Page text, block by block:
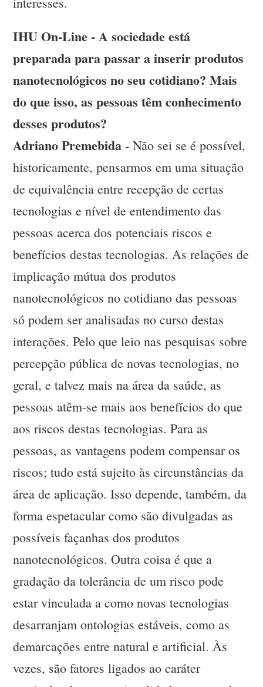
IHU On-Line - A sociedade está
preparada para passar a inserir produtos
nanotecnológicos no seu cotidiano? Mais
do que isso, as pessoas têm conhecimento
desses produtos?
Adriano Premebida - Não sei se é possível,
historicamente, pensarmos em uma situação
de equivalência entre recepção de certas
tecnologias e nível de entendimento das
pessoas acerca dos potenciais riscos e
benefícios destas tecnologias. As relações de
implicação mútua dos produtos
nanotecnológicos no cotidiano das pessoas
só podem ser analisadas no curso destas
interações. Pelo que leio nas pesquisas sobre
percepção pública de novas tecnologias, no
geral, e talvez mais na área da saúde, as
pessoas atêm-se mais aos benefícios do que
aos riscos destas tecnologias. Para as
pessoas, as vantagens podem compensar os
riscos; tudo está sujeito às circunstâncias da
área de aplicação. Isso depende, também, da
forma espetacular como são divulgadas as
possíveis façanhas dos produtos
nanotecnológicos. Outra coisa é que a
gradação da tolerância de um risco pode
estar vinculada a como novas tecnologias
desarranjam ontologias estáveis, como as
demarcações entre natural e artificial. Às
vezes, são fatores ligados ao caráter